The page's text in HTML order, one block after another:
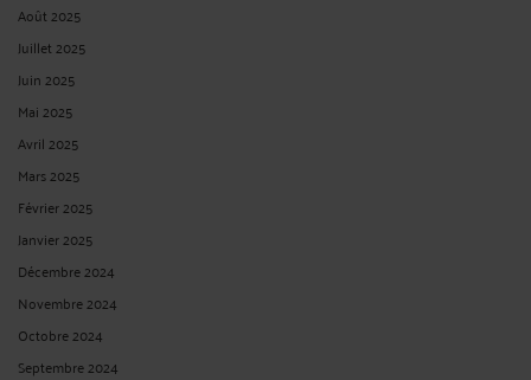
Août 2025
Juillet 2025
Juin 2025
Mai 2025
Avril 2025
Mars 2025
Février 2025
Janvier 2025
Décembre 2024
Novembre 2024
Octobre 2024
Septembre 2024